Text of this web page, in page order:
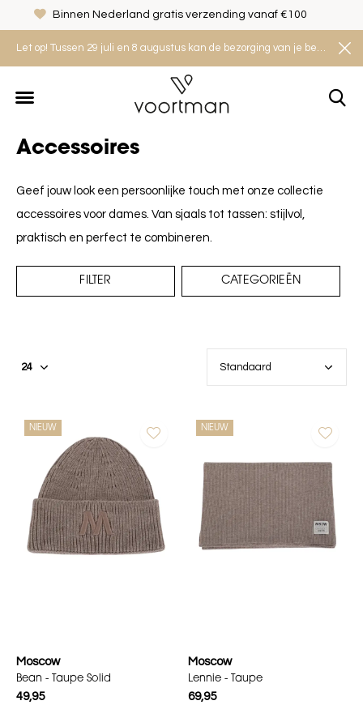
Let op! Tussen 29 juli en 8 augustus kan de bezorging van je bestelling iets langer duren. Houd rekening met een levertijd van 2 tot 4 werkdagen.
Binnen Nederland gratis verzending vanaf €100
Accessoires
Geef jouw look een persoonlijke touch met onze collectie
accessoires voor dames. Van sjaals tot tassen: stijlvol,
praktisch en perfect te combineren.
FILTER CATEGORIEËN
NIEUW
Moscow
Bean - Taupe Solid
49,95
NIEUW
Moscow
Lennie - Taupe
69,95